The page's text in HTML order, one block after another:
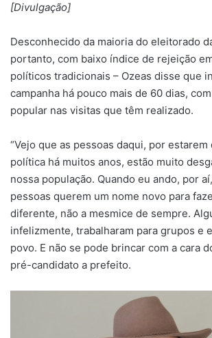
[Divulgação]
Desconhecido da maioria do eleitorado
portanto, com baixo índice de rejeição
políticos tradicionais – Ozeas disse que
campanha há pouco mais de 60 dias,
popular nas visitas que têm realizado.
“Vejo que as pessoas daqui, por
política há muitos anos, estão muito
nossa população. Quando eu ando, por
pessoas querem um nome novo para
diferente, não a mesmice de sempre.
infelizmente, trabalharam para grupos e
povo. E não se pode brincar com a cara
pré-candidato a prefeito.